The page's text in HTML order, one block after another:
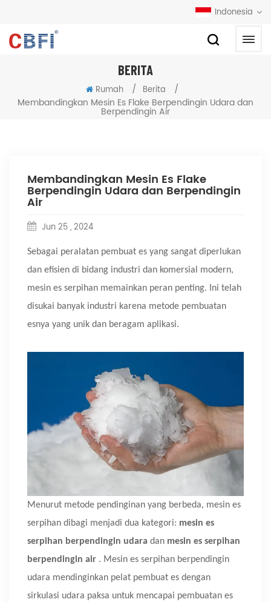
Indonesia
BERITA
Rumah / Berita
/
Membandingkan Mesin Es Flake Berpendingin Udara dan
Berpendingin Air
Membandingkan Mesin Es Flake
Berpendingin Udara dan Berpendingin
Air
Jun 25 , 2024
Sebagai peralatan pembuat es yang sangat diperlukan
dan efisien di bidang industri dan komersial modern,
mesin es serpihan memainkan peran penting. Ini telah
disukai banyak industri karena metode pembuatan
esnya yang unik dan beragam aplikasi.
Menurut metode pendinginan yang berbeda, mesin es
serpihan dibagi menjadi dua kategori: mesin es
serpihan berpendingin udara dan mesin es serpihan
berpendingin air . Mesin es serpihan berpendingin
udara mendinginkan pelat pembuat es dengan
sirkulasi udara paksa untuk mencapai pembuatan es